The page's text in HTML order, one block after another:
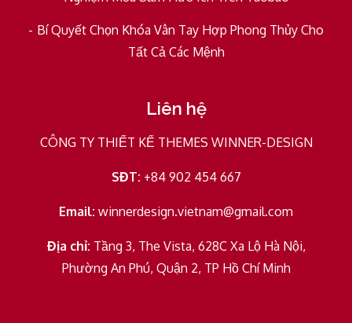
Bí Quyết Chọn Khóa Vân Tay Hợp Phong Thủy Cho
Tất Cả Các Mệnh
Liên hệ
CÔNG TY THIẾT KẾ THEMES WINNER-DESIGN
SĐT: +84 902 454 667
Email: winnerdesign.vietnam@gmail.com
Địa chỉ: Tầng 3, The Vista, 628C Xa Lộ Hà Nội,
Phường An Phú, Quận 2, TP Hồ Chí Minh